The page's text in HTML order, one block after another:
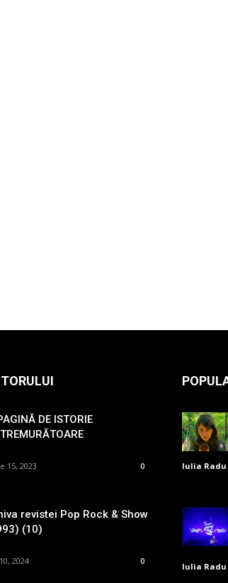
DE ISTORIE
15, 2023 0
revistei Pop Rock & Show
(10)
2024 0
Iulia Radu
Iulia Radu